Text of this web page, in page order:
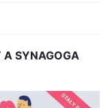
A SYNAGOGA